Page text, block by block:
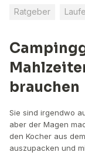
Ratgeber
brauchen
Sie sind irgendwo
aber der Magen
den Kocher aus
auszupacken und